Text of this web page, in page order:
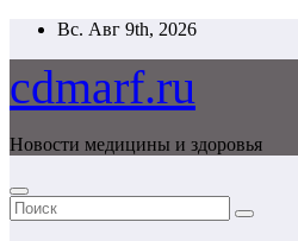
Перейти
содержимому
Вс. Авг 9th, 2026
cdmarf.ru
Новости медицины и здоровья